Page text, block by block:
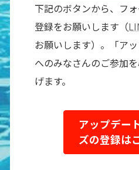
下記のボタンから、フ
登録をお願いします（
お願いします）。「ア
へのみなさんのご参加
げます。
アップデー
ズの登録は